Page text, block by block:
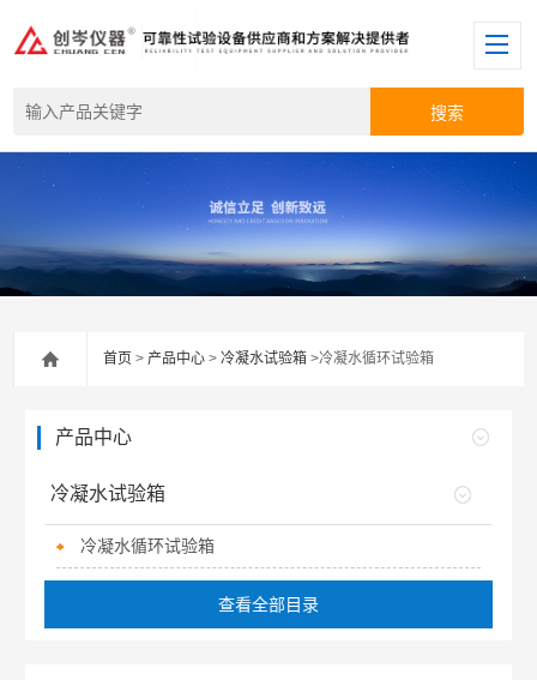
首页 >产品中心 >冷凝水试验箱 >冷凝水循环试验箱
产品中心
冷凝水试验箱
冷凝水循环试验箱
查看全部目录